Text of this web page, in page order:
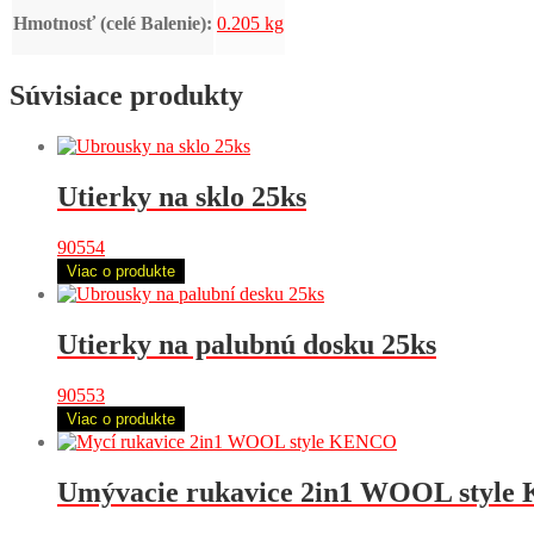
Hmotnosť (celé Balenie): 0.205 kg
Súvisiace produkty
Utierky na sklo 25ks
90554
Viac o produkte
Utierky na palubnú dosku 25ks
90553
Viac o produkte
Umývacie rukavice 2in1 WOOL style